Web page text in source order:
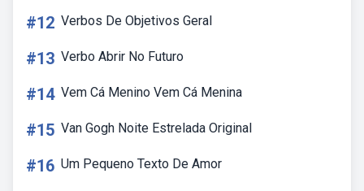
#12 Verbos De Objetivos Geral
#13 Verbo Abrir No Futuro
#14 Vem Cá Menino Vem Cá Menina
#15 Van Gogh Noite Estrelada Original
#16 Um Pequeno Texto De Amor